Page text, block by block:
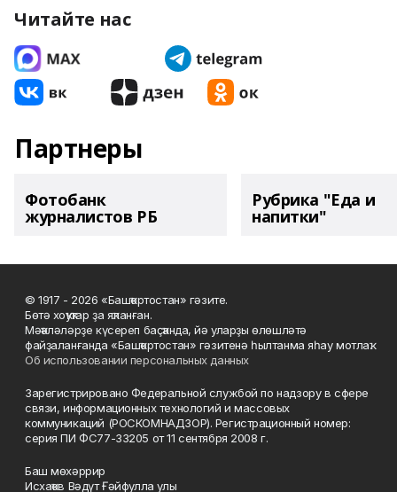
Читайте нас
Партнеры
Фотобанк
журналистов РБ
Рубрика "Еда и
напитки"
© 1917 - 2026 «Башҡортостан» гәзите.
Бөтә хоҡуҡтар ҙа яҡланған.
Мәҡәләләрҙе күсереп баҫҡанда, йә уларҙы өлөшләтә
файҙаланғанда «Башҡортостан» гәзитенә һылтанма яһау мотлаҡ.
Об использовании персональных данных
Зарегистрировано Федеральной службой по надзору в сфере
связи, информационных технологий и массовых
коммуникаций (РОСКОМНАДЗОР). Регистрационный номер:
серия ПИ ФС77-33205 от 11 сентября 2008 г.
Баш мөхәррир
Исхаҡов Вәдүт Ғәйфулла улы